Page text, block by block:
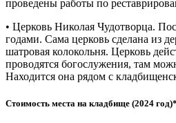
проведены работы по
• Церковь Николая Чудотворца.
годами. Сама церковь сделана из
шатровая колокольня. Церковь
проводятся богослужения, там
Находится она рядом с
Стоимость места на кладбище (2024 год)*